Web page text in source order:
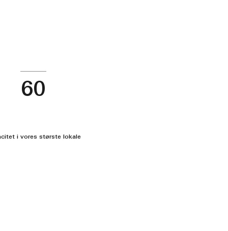
60
i vores største lokale